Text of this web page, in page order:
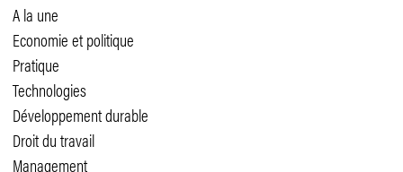
A la une
Economie et politique
Pratique
Technologies
Développement durable
Droit du travail
Management